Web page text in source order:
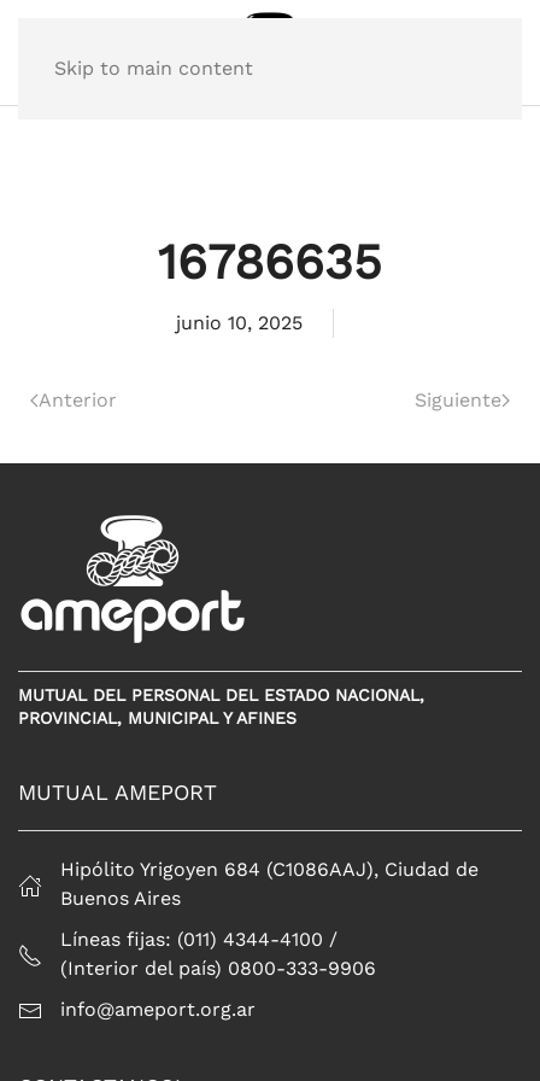
Skip to main content
16786635
junio 10, 2025
Anterior Siguiente
MUTUAL DEL PERSONAL DEL ESTADO NACIONAL,
PROVINCIAL, MUNICIPAL Y AFINES
MUTUAL AMEPORT
Hipólito Yrigoyen 684 (C1086AAJ), Ciudad de
Buenos Aires
Líneas fijas: (011) 4344-4100 /
(Interior del país) 0800-333-9906
info@ameport.org.ar